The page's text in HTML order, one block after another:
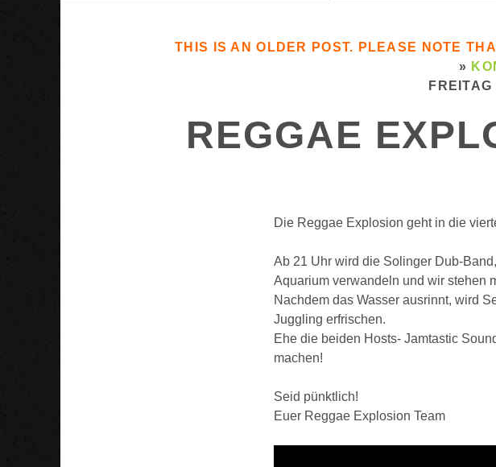
THIS IS AN OLDER POST. PLEASE NOTE
»
REGGAE
Die Reggae Explosion geht in die
Ab 21 Uhr wird die Solinger Dub-
Aquarium verwandeln und wir stehen
Nachdem das Wasser ausrinnt, wird
Juggling erfrischen.
Ehe die beiden Hosts- Jamtastic
machen!
Seid pünktlich!
Euer Reggae Explosion Team